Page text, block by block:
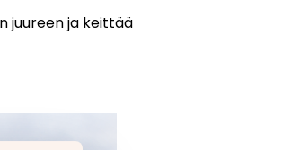
juureen ja keittää